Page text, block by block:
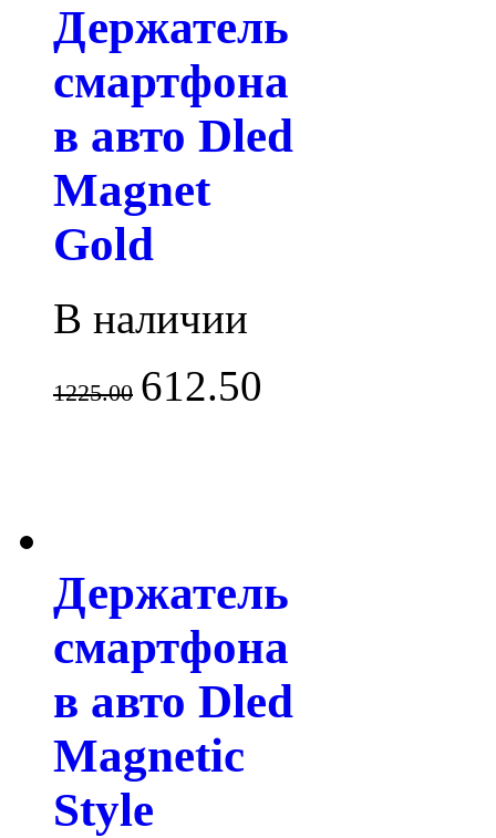
Держатель
смартфона
в авто Dled
Magnet
Gold
В наличии
1225.00 612.50
Держатель
смартфона
в авто Dled
Magnetic
Style